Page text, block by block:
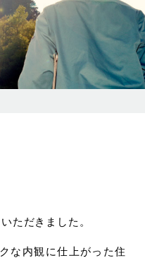
ただきました。
な内観に仕上がった住